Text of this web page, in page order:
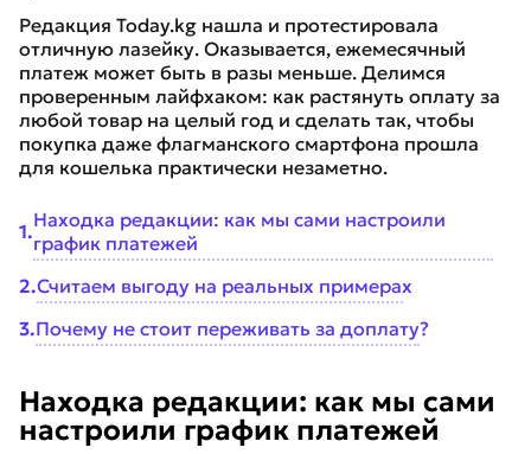
Редакция Today.kg нашла и протестировала
отличну​ю лазейку. Оказывается, ежемесячный
платеж может быть в разы меньше. Делимся
проверенным лайфхаком: как растянуть оплату за
любой товар на целый год и сделать так, чтобы
покупка даже флагманского смартфона прошла
для кошелька практически незаметно.
1.Находка редакции: как мы сами настроили
график платежей
2.Считаем выгоду на реальных примерах
3.Почему не стоит переживать за доплату?
Находка редакции: как мы сами
настроили график платежей